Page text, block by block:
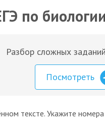
по
Разбор сложных
Посмотреть
тексте. Укажите